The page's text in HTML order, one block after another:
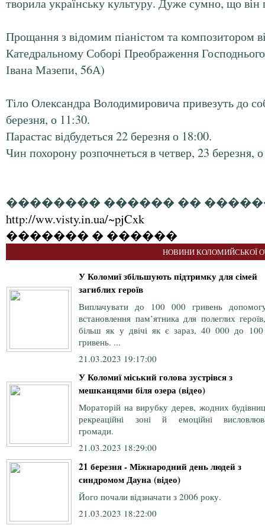
Прощання з відомим піаністом та композитором
Катедральному Соборі Преображення
Івана Мазепи, 56А)
Тіло Олександра Володимировича привезуть до
березня, о 11:30.
Парастас відбудеться 22 березня о 18:00.
Чин похорону розпочнеться в четвер, 23 березня,
�������� ������ ��
http://ww.visty.in.ua/~pjCxk
������� � ������
НОВИНИ КОЛОМИЙСЬКОЇ
У Коломиї збільшують підтримку для сімей
загиблих героїв
Виплачувати до 100 000 гривень
встановлення пам’ятника для полеглих
більш як у двічі як є зараз, 40 000 до
гривень. ...
21.03.2023 19:17:00
У Коломиї міський голова зустрівся з
мешканцями біля озера (відео)
Мораторій на вирубку дерев, жодних
рекреаційні зоні й емоційні
громади.
21.03.2023 18:29:00
21 березня - Міжнародний день людей з
синдромом Дауна (відео)
Його почали відзначати з 2006 року.
21.03.2023 18:22:00